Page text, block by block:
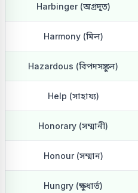
Harbinger (অগ্রদূত)
Harmony (মিল)
Hazardous (বিপদসঙ্কুল)
Help (সাহায্য)
Honorary (সম্মানী)
Honour (সম্মান)
Hungry (ক্ষুধার্ত)